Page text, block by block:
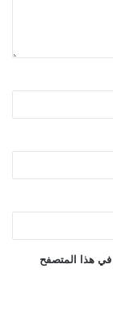
في هذا المتصفح